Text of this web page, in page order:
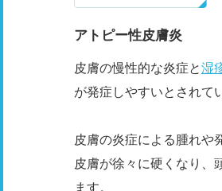
アトピー性皮膚炎
皮膚の慢性的な炎症と湿
が発症しやすいとされて
皮膚の炎症による腫れや
皮膚が徐々に硬くなり、
ます。